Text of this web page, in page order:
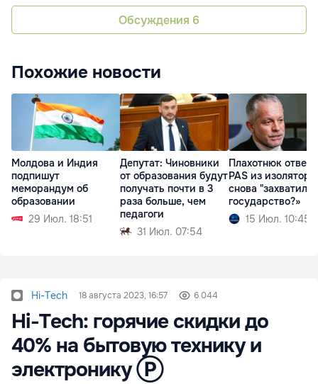
Обсуждения 6
Похожие новости
Молдова и Индия
подпишут
меморандум об
образовании
29 Июл. 18:51
Депутат: Чиновники
от образования будут
получать почти в 3
раза больше, чем
педагоги
31 Июл. 07:54
Плахотнюк
PAS из
снова "захватил"
государство?»
15 Июл. 10:45
Hi-Tech 18 августа 2023, 16:57 6 044
Hi-Tech: горячие скидки до
40% на бытовую технику и
электронику Ⓟ